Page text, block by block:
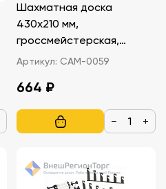
Шахматная доска
430х210 мм,
гроссмейстерская,
фанера
Артикул: САМ-0059
664 ₽
− +